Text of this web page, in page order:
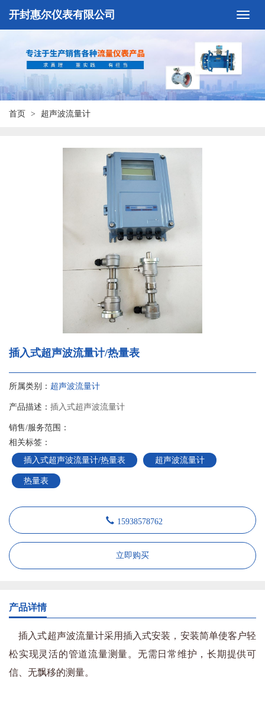
开封惠尔仪表有限公司
首页 超声波流量计
插入式超声波流量计/热量表
所属类别： 超声波流量计
产品描述： 插入式超声波流量计
销售/服务范围：
相关标签：
插入式超声波流量计/热量表
超声波流量计
热量表
15938578762
立即购买
产品详情
插入式超声波流量计采用插入式安装，安装简单使客户轻
松实现灵活的管道流量测量。无需日常维护，长期提供可
信、无飘移的测量。